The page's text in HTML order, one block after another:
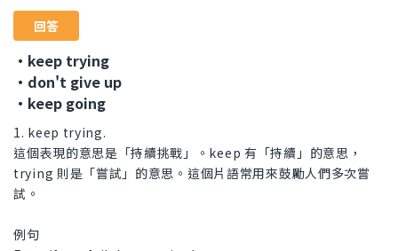
回答
・keep trying
・don't give up
・keep going
1. keep trying.
這個表現的意思是「持續挑戰」。keep 有「持續」的意思，
trying 則是「嘗試」的意思。這個片語常用來鼓勵人們多次嘗
試。
例句